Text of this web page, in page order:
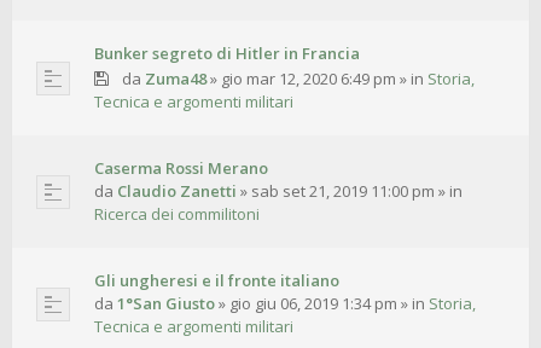
Bunker segreto di Hitler in Francia
da Zuma48» gio mar 12, 2020 6:49 pm » in Storia,
Tecnica e argomenti militari
Caserma Rossi Merano
da Claudio Zanetti » sab set 21, 2019 11:00 pm » in
Ricerca dei commilitoni
Gli ungheresi e il fronte italiano
da 1°San Giusto» gio giu 06, 2019 1:34 pm » in Storia,
Tecnica e argomenti militari